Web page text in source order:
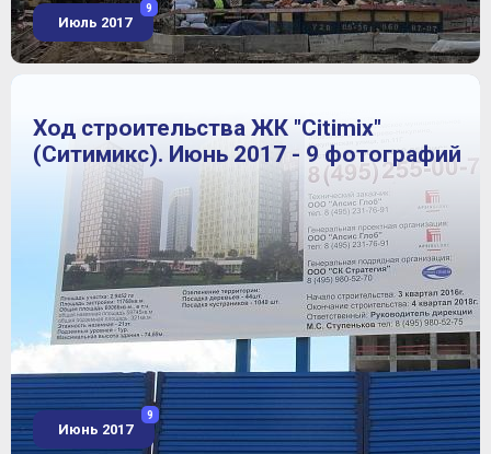
Июль 2017
9
Ход строительства ЖК "Citimix"
(Ситимикс). Июнь 2017 - 9 фотографий
Июнь 2017
9